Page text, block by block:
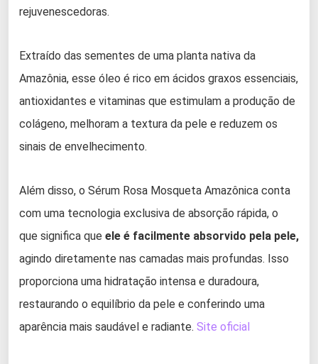
rejuvenescedoras.
Extraído das sementes de uma planta nativa da
Amazônia, esse óleo é rico em ácidos graxos essenciais,
antioxidantes e vitaminas que estimulam a produção de
colágeno, melhoram a textura da pele e reduzem os
sinais de envelhecimento.
Além disso, o Sérum Rosa Mosqueta Amazônica conta
com uma tecnologia exclusiva de absorção rápida, o
que significa que ele é facilmente absorvido pela pele,
agindo diretamente nas camadas mais profundas. Isso
proporciona uma hidratação intensa e duradoura,
restaurando o equilíbrio da pele e conferindo uma
aparência mais saudável e radiante. Site oficial